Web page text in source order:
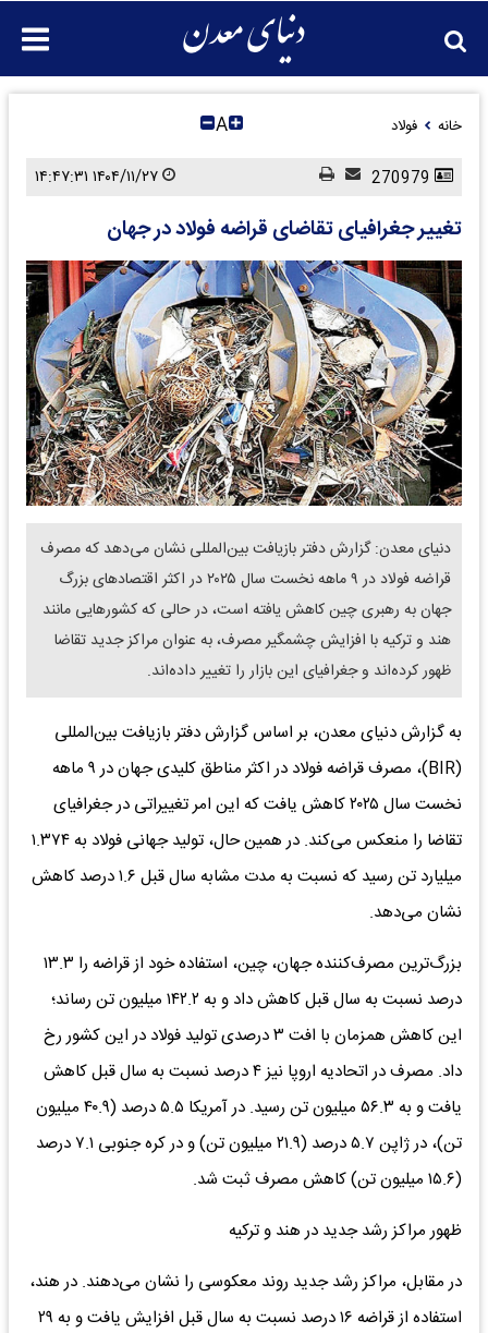
خانه فولاد A
تغییر جغرافیای تقاضای قراضه فولاد در جهان
دنیای معدن: گزارش دفتر بازیافت بین‌المللی نشان می‌دهد که مصرف
قراضه فولاد در ۹ ماهه نخست سال ۲۰۲۵ در اکثر اقتصادهای بزرگ
جهان به رهبری چین کاهش یافته است، در حالی که کشورهایی مانند
هند و ترکیه با افزایش چشمگیر مصرف، به عنوان مراکز جدید تقاضا
ظهور کرده‌اند و جغرافیای این بازار را تغییر داده‌اند.
به گزارش دنیای معدن، بر اساس گزارش دفتر بازیافت بین‌المللی
(BIR)، مصرف قراضه فولاد در اکثر مناطق کلیدی جهان در ۹ ماهه
نخست سال ۲۰۲۵ کاهش یافت که این امر تغییراتی در جغرافیای
تقاضا را منعکس می‌کند. در همین حال، تولید جهانی فولاد به ۱.۳۷۴
میلیارد تن رسید که نسبت به مدت مشابه سال قبل ۱.۶ درصد کاهش
نشان می‌دهد.
بزرگ‌ترین مصرف‌کننده جهان، چین، استفاده خود از قراضه را ۱۳.۳
درصد نسبت به سال قبل کاهش داد و به ۱۴۲.۲ میلیون تن رساند؛
این کاهش همزمان با افت ۳ درصدی تولید فولاد در این کشور رخ
داد. مصرف در اتحادیه اروپا نیز ۴ درصد نسبت به سال قبل کاهش
یافت و به ۵۶.۳ میلیون تن رسید. در آمریکا ۵.۵ درصد (۴۰.۹ میلیون
تن)، در ژاپن ۵.۷ درصد (۲۱.۹ میلیون تن) و در کره جنوبی ۷.۱ درصد
(۱۵.۶ میلیون تن) کاهش مصرف ثبت شد.
ظهور مراکز رشد جدید در هند و ترکیه
در مقابل، مراکز رشد جدید روند معکوسی را نشان می‌دهند. در هند،
استفاده از قراضه ۱۶ درصد نسبت به سال قبل افزایش یافت و به ۲۹